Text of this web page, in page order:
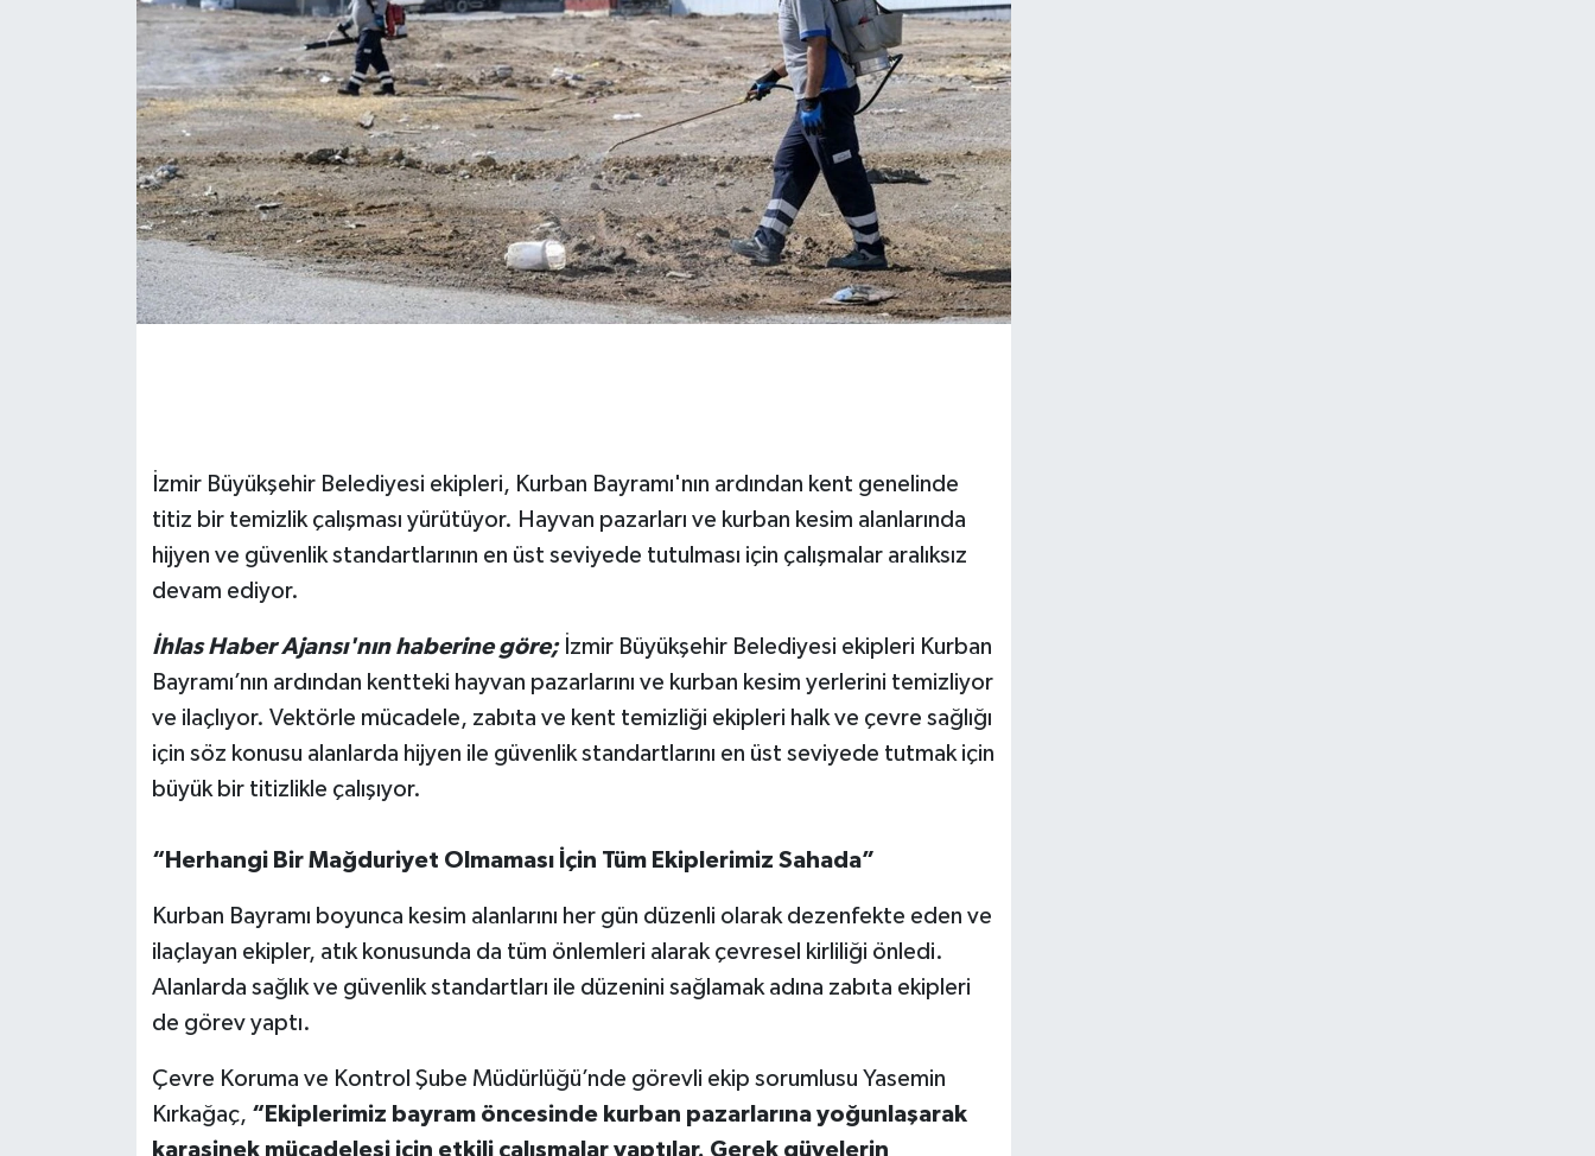
İzmir Büyükşehir Belediyesi ekipleri, Kurban Bayramı'nın ardından kent genelinde
titiz bir temizlik çalışması yürütüyor. Hayvan pazarları ve kurban kesim alanlarında
hijyen ve güvenlik standartlarının en üst seviyede tutulması için çalışmalar aralıksız
devam ediyor.
İhlas Haber Ajansı'nın haberine göre;İzmir Büyükşehir Belediyesi ekipleri Kurban
Bayramı’nın ardından kentteki hayvan pazarlarını ve kurban kesim yerlerini temizliyor
ve ilaçlıyor. Vektörle mücadele, zabıta ve kent temizliği ekipleri halk ve çevre sağlığı
için söz konusu alanlarda hijyen ile güvenlik standartlarını en üst seviyede tutmak için
büyük bir titizlikle çalışıyor.
“Herhangi Bir Mağduriyet Olmaması İçin Tüm Ekiplerimiz Sahada”
Kurban Bayramı boyunca kesim alanlarını her gün düzenli olarak dezenfekte eden ve
ilaçlayan ekipler, atık konusunda da tüm önlemleri alarak çevresel kirliliği önledi.
Alanlarda sağlık ve güvenlik standartları ile düzenini sağlamak adına zabıta ekipleri
de görev yaptı.
Çevre Koruma ve Kontrol Şube Müdürlüğü’nde görevli ekip sorumlusu Yasemin
Kırkağaç, “Ekiplerimiz bayram öncesinde kurban pazarlarına yoğunlaşarak
karasinek mücadelesi için etkili çalışmalar yaptılar. Gerek güvelerin